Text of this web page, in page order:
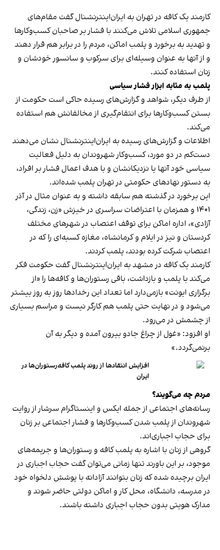
کارمند یک کافه در تهران به ایران‌اینترنشنال گفت مقام‌های
جمهوری اسلامی تلاش می‌کنند با فشار بر صاحبان کسب‌وکارها
و تهدید به برخورد و پلمب اماکن، مردم را در برابر هم قرار دهند
و از آنها به عنوان وسیله‌ای برای سرکوب و سانسور خودشان و
زنان استفاده کنند.
پلمب به مثابه ابزار فشار سیاسی
از طرف دیگر، شواهد و گزارش‌های رسیده حاکی است حکومت از
بستن کسب‌وکارها برای انتقام‌گیری از مخالفانش هم استفاده
می‌کند.
اطلاعات و گزارش‌های رسیده به ایران‌اینترنشنال نشان می‌دهند
دست‌کم در دو مورد، کسب‌وکار شهروندان به دلیل فعالیت
سیاسی خود آنها یا نزدیکانشان و با هدف اعمال فشار بر افراد،
به دستور نهادهای حکومتی در تهران پلمب شده‌اند.
این برخورد در گذشته هم سابقه داشته و به عنوان مثال در آذر
۱۴۰۱ و همزمان با اعتراضات سراسری در خیزش «زن، زندگی،
آزادی»، اداره اماکن برای توقف اعتصاب در شهرهای مختلف
کردستان و نیز در ایلام و کرمانشاه، مغازه کسبه‌ای را که در
اعتصاب شرکت کرده بودند، پلمب کردند.
کارمند یک کافه در مشهد به ایران‌اینترنشنال گفت حکومت فکر
می‌کند با پلمب و بازداشت، باقی رستوران‌ها و کافه‌ها را «از
برگزاری ایونت» بازمی‌دارد اما تعداد این رخدادها روز به روز بیشتر
می‌شود و در نهایت حتی پلمب هم کارگر نیست و مراسم بسیاری
از چشمش در می‌رود.
او افزود: «غول از چراغ جادو بیرون آمده و دیگر به آن
برنمی‎‌گردد.»
افزایش انتقادها از روند پلمب کافه‌رستوران‌ها در
ایران
مردم چه می‌گویند؟
رسانه‎‌های اجتماعی از جمله ایکس و اینستاگرام سرشار از روایت
شهروندان از پلمب شدن کسب‌وکارها و فشار اجتماعی بر زنان
برای حجاب اجباری‌اند.
گروهی از زنان با اشاره به پلمب کافه و رستوران‌ها و جریمه‌های
موجود، بر این باورند تنها زمانی می‌توان گفت حجاب اجباری در
ایران برچیده شده که زنان بتوانند آزادانه با پوشش دلخواه خود
در مدرسه، دانشگاه، محل کار و اماکن دولتی حاضر شوند و
مدارک هویتی بدون حجاب اجباری داشته باشند.